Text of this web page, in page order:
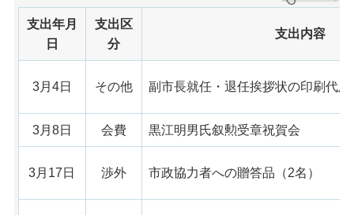
支出年月
日
支出区
分
支出内容
3月4日 その他 副市長就任・退任挨拶状の印刷代及
3月8日 会費 黒江明男氏叙勲受章祝賀会
3月17日 渉外 市政協力者への贈答品（2名）